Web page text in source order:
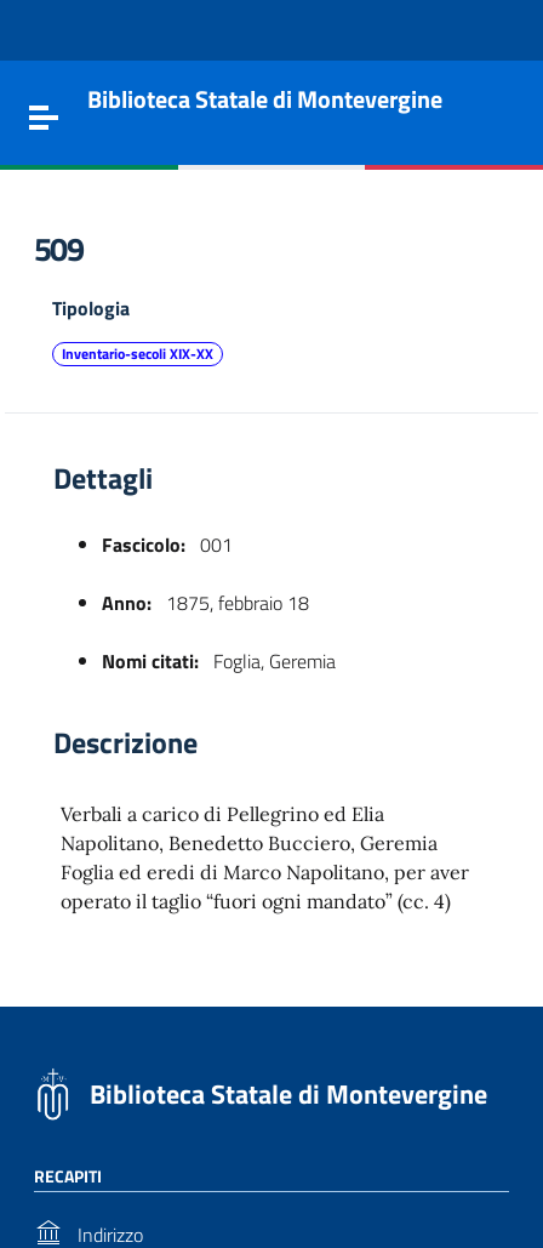
Toggle navigation
Biblioteca Statale di Montevergine
509
Tipologia
Inventario-secoli XIX-XX
Dettagli
Fascicolo: 001
Anno: 1875, febbraio 18
Nomi citati: Foglia, Geremia
Descrizione
Verbali a carico di Pellegrino ed Elia
Napolitano, Benedetto Bucciero, Geremia
Foglia ed eredi di Marco Napolitano, per aver
operato il taglio “fuori ogni mandato” (cc. 4)
Biblioteca Statale di Montevergine
RECAPITI
Indirizzo